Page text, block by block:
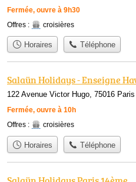
Fermée, ouvre à 9h30
Offres : croisières
Horaires Téléphone
Salaün Holidays - Enseigne
122 Avenue Victor Hugo, 75016 Paris
Fermée, ouvre à 10h
Offres : croisières
Horaires Téléphone